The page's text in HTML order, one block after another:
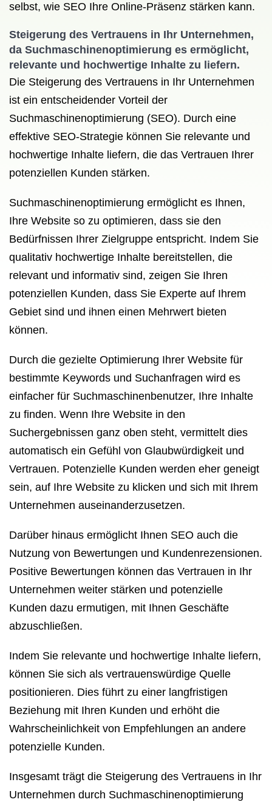
selbst, wie SEO Ihre Online-Präsenz stärken kann.
Steigerung des Vertrauens in Ihr Unternehmen,
da Suchmaschinenoptimierung es ermöglicht,
relevante und hochwertige Inhalte zu liefern.
Die Steigerung des Vertrauens in Ihr Unternehmen
ist ein entscheidender Vorteil der
Suchmaschinenoptimierung (SEO). Durch eine
effektive SEO-Strategie können Sie relevante und
hochwertige Inhalte liefern, die das Vertrauen Ihrer
potenziellen Kunden stärken.
Suchmaschinenoptimierung ermöglicht es Ihnen,
Ihre Website so zu optimieren, dass sie den
Bedürfnissen Ihrer Zielgruppe entspricht. Indem Sie
qualitativ hochwertige Inhalte bereitstellen, die
relevant und informativ sind, zeigen Sie Ihren
potenziellen Kunden, dass Sie Experte auf Ihrem
Gebiet sind und ihnen einen Mehrwert bieten
können.
Durch die gezielte Optimierung Ihrer Website für
bestimmte Keywords und Suchanfragen wird es
einfacher für Suchmaschinenbenutzer, Ihre Inhalte
zu finden. Wenn Ihre Website in den
Suchergebnissen ganz oben steht, vermittelt dies
automatisch ein Gefühl von Glaubwürdigkeit und
Vertrauen. Potenzielle Kunden werden eher geneigt
sein, auf Ihre Website zu klicken und sich mit Ihrem
Unternehmen auseinanderzusetzen.
Darüber hinaus ermöglicht Ihnen SEO auch die
Nutzung von Bewertungen und Kundenrezensionen.
Positive Bewertungen können das Vertrauen in Ihr
Unternehmen weiter stärken und potenzielle
Kunden dazu ermutigen, mit Ihnen Geschäfte
abzuschließen.
Indem Sie relevante und hochwertige Inhalte liefern,
können Sie sich als vertrauenswürdige Quelle
positionieren. Dies führt zu einer langfristigen
Beziehung mit Ihren Kunden und erhöht die
Wahrscheinlichkeit von Empfehlungen an andere
potenzielle Kunden.
Insgesamt trägt die Steigerung des Vertrauens in Ihr
Unternehmen durch Suchmaschinenoptimierung